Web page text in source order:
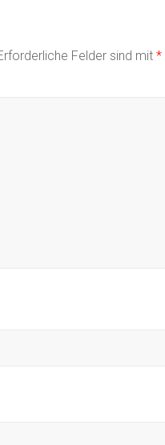
Felder sind mit *